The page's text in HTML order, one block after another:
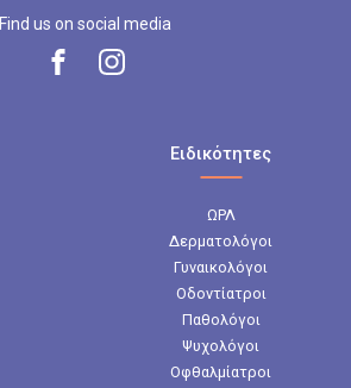
Find us on social media
Ειδικότητες
ΩΡΛ
Δερματολόγοι
Γυναικολόγοι
Οδοντίατροι
Παθολόγοι
Ψυχολόγοι
Οφθαλμίατροι